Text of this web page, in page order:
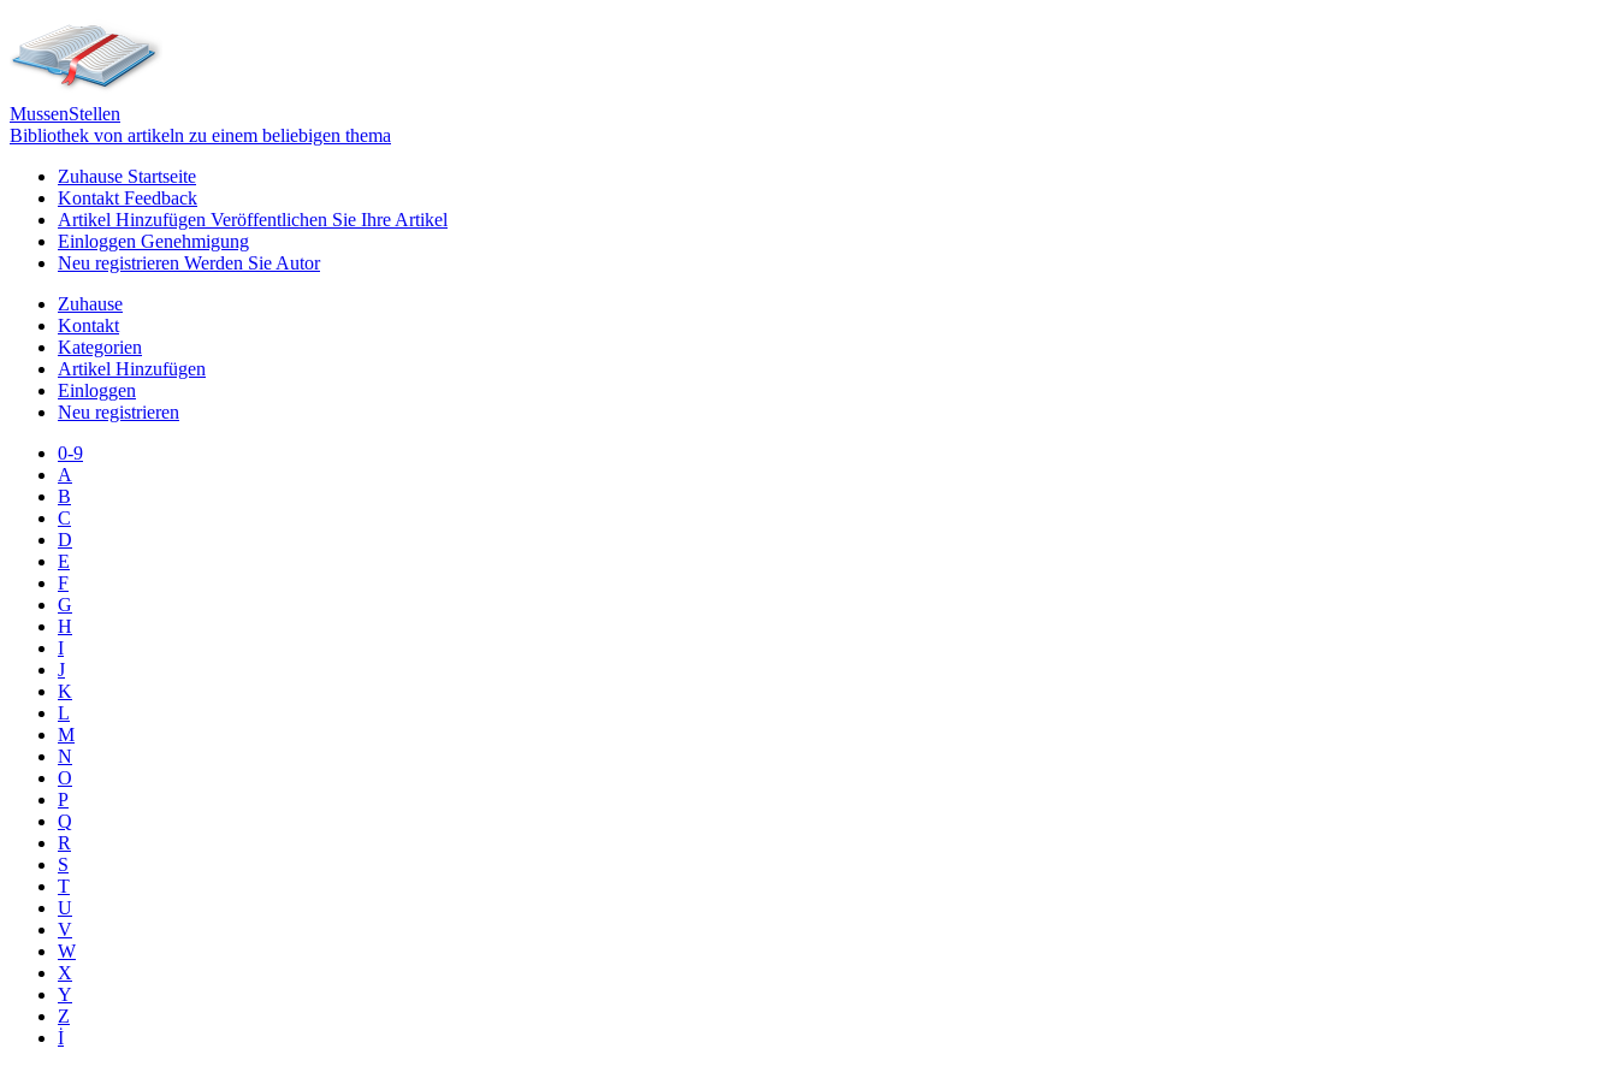
MussenStellen
Bibliothek von artikeln zu einem beliebigen thema
Zuhause Startseite
Kontakt Feedback
Artikel Hinzufügen Veröffentlichen Sie Ihre Artikel
Einloggen Genehmigung
Neu registrieren Werden Sie Autor
Zuhause
Kontakt
Kategorien
Artikel Hinzufügen
Einloggen
Neu registrieren
0-9
A
B
C
D
E
F
G
H
I
J
K
L
M
N
O
P
Q
R
S
T
U
V
W
X
Y
Z
İ